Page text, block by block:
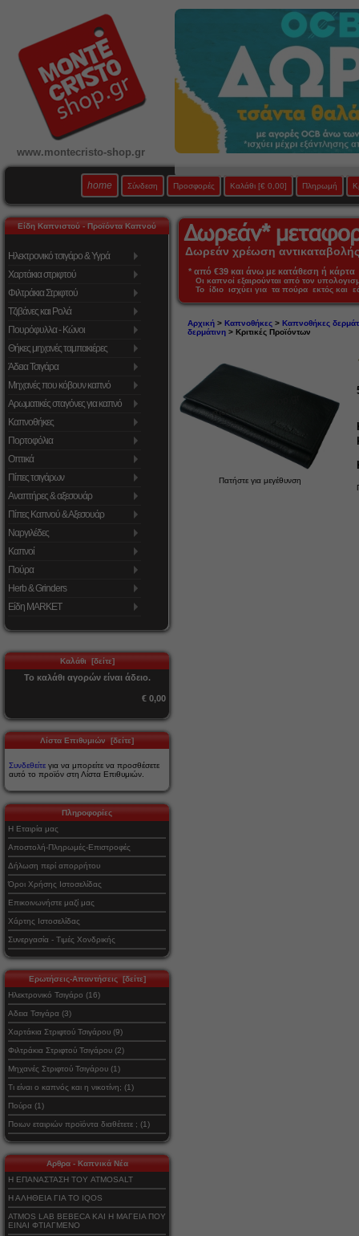
www.montecristo-shop.gr
home Σύνδεση Προσφορές Καλάθι [€ 0,00] Πληρωμή
Είδη Καπνιστού - Προϊόντα Καπνού
Ηλεκτρονικό τσιγάρο & Υγρά
Χαρτάκια στριφτού
Φιλτράκια Στριφτού
Τζιβάνες και Ρολά
Πουρόφυλλα - Κώνοι
Θήκες μηχανές ταμπακιέρες
Άδεια Τσιγάρα
Μηχανές που κόβουν καπνό
Αρωματικές σταγόνες για καπνό
Καπνοθήκες
Πορτοφόλια
Οπτικά
Πίπες τσιγάρων
Αναπτήρες & αξεσουάρ
Πίπες Καπνού & Αξεσουάρ
Ναργιλέδες
Καπνοί
Πούρα
Herb & Grinders
Είδη MARKET
Καλάθι [δείτε]
Το καλάθι αγορών είναι άδειο.
€ 0,00
Λίστα Επιθυμιών [δείτε]
Συνδεθείτε για να μπορείτε να προσθέσετε
αυτό το προϊόν στη Λίστα Επιθυμιών.
Πληροφορίες
Η Εταιρία μας
Αποστολή-Πληρωμές-Επιστροφές
Δήλωση περί απορρήτου
Όροι Χρήσης Ιστοσελίδας
Επικοινωνήστε μαζί μας
Χάρτης Ιστοσελίδας
Συνεργασία - Τιμές Χονδρικής
Ερωτήσεις-Απαντήσεις [δείτε]
Ηλεκτρονικό Τσιγάρο (16)
Αδεια Τσιγάρα (3)
Χαρτάκια Στριφτού Τσιγάρου (9)
Φιλτράκια Στριφτού Τσιγάρου (2)
Μηχανές Στριφτού Τσιγάρου (1)
Τι είναι ο καπνός και η νικοτίνη; (1)
Πούρα (1)
Ποιων εταιριών προϊόντα διαθέτετε ; (1)
Αρθρα - Καπνικά Νέα
Η ΕΠΑΝΑΣΤΑΣΗ ΤΟΥ ATMOSALT
Η ΑΛΗΘΕΙΑ ΓΙΑ ΤΟ IQOS
ATMOS LAB BEBECA ΚΑΙ Η ΜΑΓΕΙΑ ΠΟΥ
ΕΙΝΑΙ ΦΤΙΑΓΜΕΝΟ
Δωρεάν χρέωση
* από €39 και άνω με κατάθεση ή
Οι καπνοί εξαιρούνται από τον
Το ίδιο ισχύει για τα πούρα εκτός και
Αρχική> Καπνοθήκες> Καπνοθήκες
δερμάτινη> Κριτικές Προϊόντων
Πατήστε για μεγέθυνση